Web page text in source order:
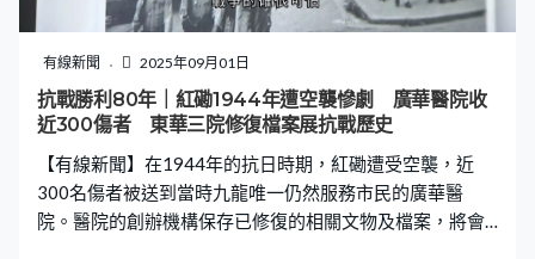
有線新聞 2025年09月01日
抗戰勝利80年｜紅磡1944年遭空襲慘劇 廣華醫院收
近300傷者 東華三院修復檔案展抗戰歷史
【有線新聞】在1944年的抗日時期，紅磡遭受空襲，近
300名傷者被送到當時九龍唯一仍然服務市民的廣華醫
院。醫院的創辦機構保存已修復的相關文物及檔案，將會